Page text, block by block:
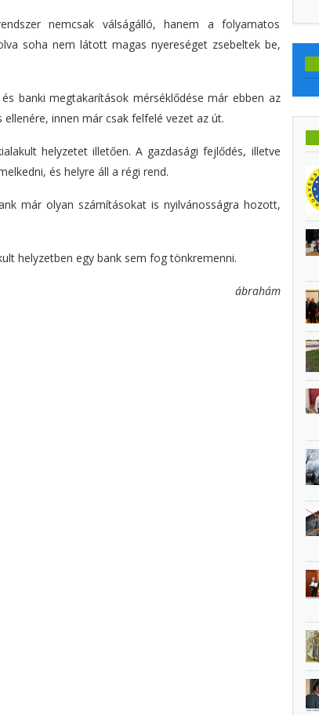
nemcsak válságálló, hanem a folyamatos
soha nem látott magas nyereséget zsebeltek be,
banki megtakarítások mérséklődése már ebben az
innen már csak felfelé vezet az út.
helyzetet illetően. A gazdasági fejlődés, illetve
és helyre áll a régi rend.
már olyan számításokat is nyilvánosságra hozott,
helyzetben egy bank sem fog tönkremenni.
ábrahám